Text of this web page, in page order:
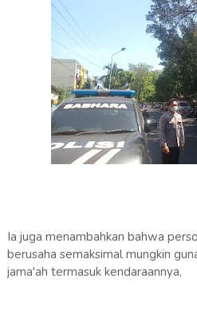
Ia juga menambahkan bahwa
berusaha semaksimal mungkin
jama'ah termasuk kendaraannya,